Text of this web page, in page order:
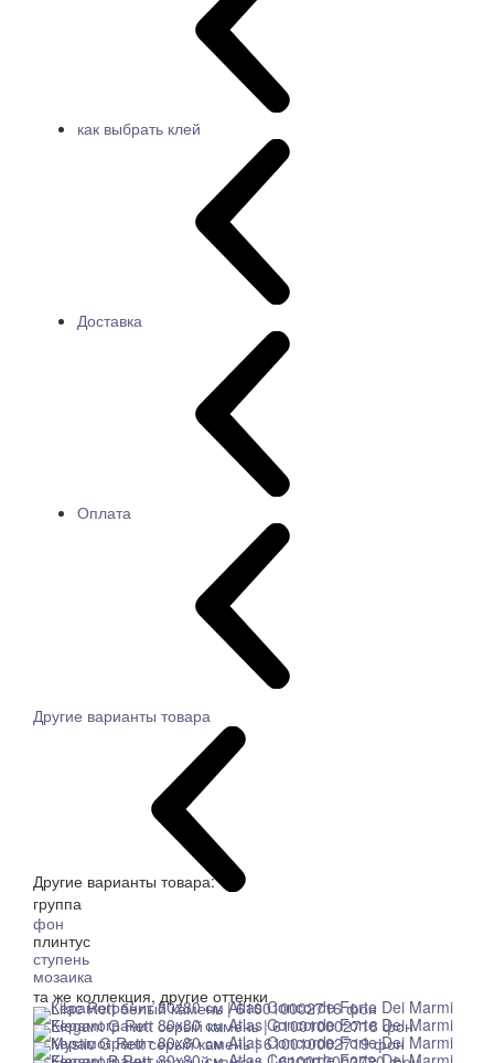
как выбрать клей
Доставка
Оплата
Другие варианты товара
Другие варианты товара:
группа
фон
плинтус
ступень
мозаика
та же коллекция, другие оттенки